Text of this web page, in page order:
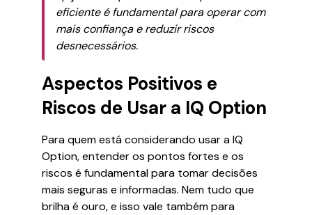
eficiente é fundamental para operar com
mais confiança e reduzir riscos
desnecessários.
Aspectos Positivos e
Riscos de Usar a IQ Option
Para quem está considerando usar a IQ
Option, entender os pontos fortes e os
riscos é fundamental para tomar decisões
mais seguras e informadas. Nem tudo que
brilha é ouro, e isso vale também para